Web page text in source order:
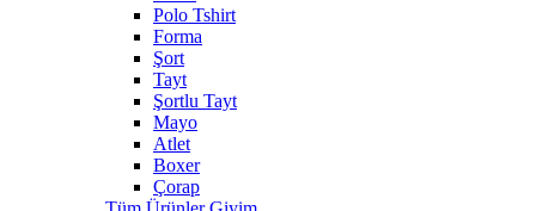
Polo Tshirt
Forma
Şort
Tayt
Şortlu Tayt
Mayo
Atlet
Boxer
Çorap